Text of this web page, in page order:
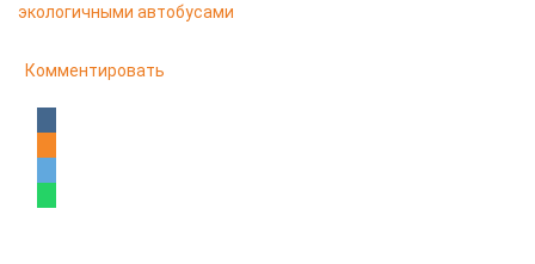
экологичными автобусами
Комментировать